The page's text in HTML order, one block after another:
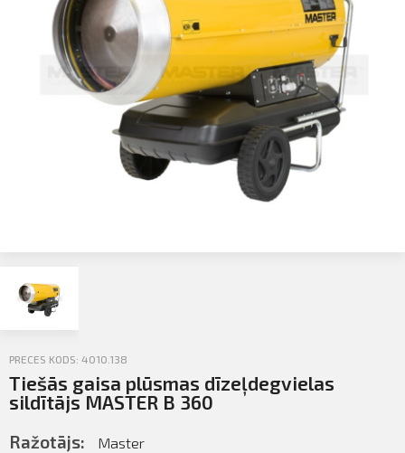
Sazināties
PIETEIKTIES
PRECES KODS: 4010.138
Tiešās gaisa plūsmas dīzeļdegvielas
sildītājs MASTER B 360
Ražotājs: Master